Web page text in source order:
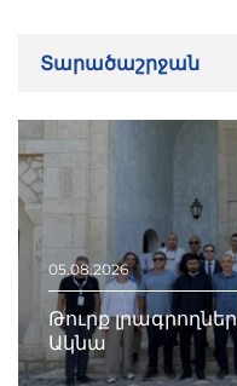
Տարածաշրջան
05.08.2026
Թուրք
Ակնա